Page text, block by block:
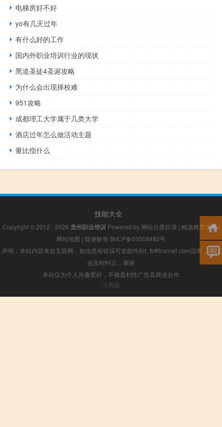
电梯房好不好
yo有几天过年
有什么好的工作
国内外职业培训行业的现状
黑道圣徒4圣诞攻略
为什么会出现择校难
951攻略
成都理工大学属于几类大学
酒店过年怎么做活动主题
量比指什么
技能大全
Copyright © 2012 - 2026 贵州职业培训 Powered by 网站分类目录 | 精选推荐文章|
网站地图 | 疑难解答 陕ICP备05009492号
声明：本站内容来自互联网，如信息有错误可发邮件到f_fb#foxmail.com说明，我们
会及时纠正，谢谢
本站仅为个人兴趣爱好，不接盈利性广告及商业合作
小男孩